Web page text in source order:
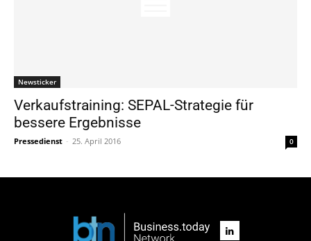
Newsticker
Verkaufstraining: SEPAL-Strategie für
bessere Ergebnisse
Pressedienst - 25. April 2016 0